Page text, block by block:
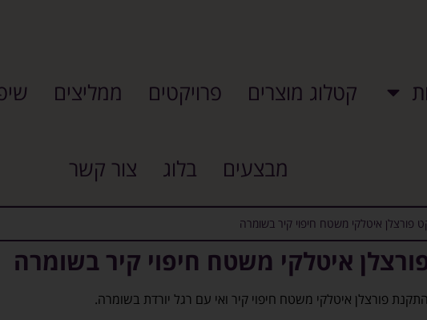
קטלוג מוצרים פרויקטים ממליצים
מבצעים בלוג צור קשר
פורצלן איטלקי משטח חיפוי קיר בשומרה
איטלקי משטח חיפוי קיר בשומרה
התקנת פורצלן איטלקי משטח חיפוי קיר ואי עם רגל יורדת בשומרה.